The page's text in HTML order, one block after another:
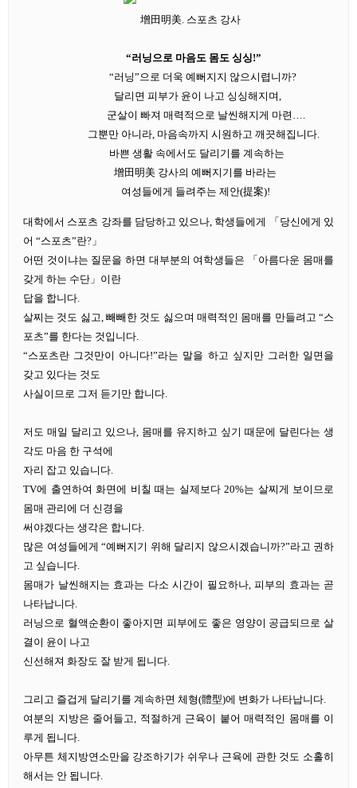
增田明美. 스포츠 강사
“러닝으로 마음도 몸도 싱싱!”
“러닝”으로 더욱 예뻐지지 않으시렵니까?
달리면 피부가 윤이 나고 싱싱해지며,
군살이 빠져 매력적으로 날씬해지게 마련….
그뿐만 아니라, 마음속까지 시원하고 깨끗해집니다.
바쁜 생활 속에서도 달리기를 계속하는
增田明美 강사의 예뻐지기를 바라는
여성들에게 들려주는 제안(提案)!
대학에서 스포츠 강좌를 담당하고 있으나, 학생들에게 「당신에게 있
어 “스포츠”란?」
어떤 것이냐는 질문을 하면 대부분의 여학생들은 「아름다운 몸매를
갖게 하는 수단」이란
답을 합니다.
살찌는 것도 싫고, 빼빼한 것도 싫으며 매력적인 몸매를 만들려고 “스
포츠”를 한다는 것입니다.
“스포츠란 그것만이 아니다!”라는 말을 하고 싶지만 그러한 일면을
갖고 있다는 것도
사실이므로 그저 듣기만 합니다.
저도 매일 달리고 있으나, 몸매를 유지하고 싶기 때문에 달린다는 생
각도 마음 한 구석에
자리 잡고 있습니다.
TV에 출연하여 화면에 비칠 때는 실제보다 20%는 살찌게 보이므로
몸매 관리에 더 신경을
써야겠다는 생각은 합니다.
많은 여성들에게 “예뻐지기 위해 달리지 않으시겠습니까?”라고 권하
고 싶습니다.
몸매가 날씬해지는 효과는 다소 시간이 필요하나, 피부의 효과는 곧
나타납니다.
러닝으로 혈액순환이 좋아지면 피부에도 좋은 영양이 공급되므로 살
결이 윤이 나고
신선해져 화장도 잘 받게 됩니다.
그리고 즐겁게 달리기를 계속하면 체형(體型)에 변화가 나타납니다.
여분의 지방은 줄어들고, 적절하게 근육이 붙어 매력적인 몸매를 이
루게 됩니다.
아무튼 체지방연소만을 강조하기가 쉬우나 근육에 관한 것도 소홀히
해서는 안 됩니다.